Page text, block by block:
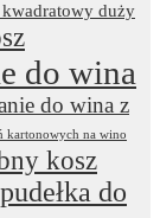
duży
do wina
do wina z
kartonowych na wino
kosz
pudełka do